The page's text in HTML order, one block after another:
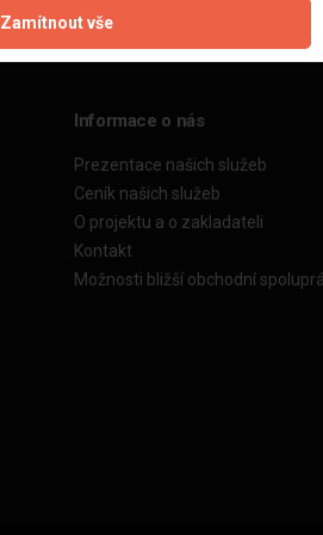
Informace o nás
Prezentace našich služeb
Ceník našich služeb
O projektu a o zakladateli
Kontakt
Možnosti bližší obchodní
Zamítnout vše